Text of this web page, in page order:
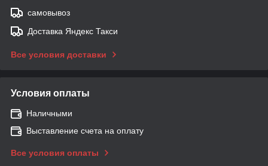
самовывоз
Доставка Яндекс Такси
Все условия доставки
Условия оплаты
Наличными
Выставление счета на оплату
Все условия оплаты